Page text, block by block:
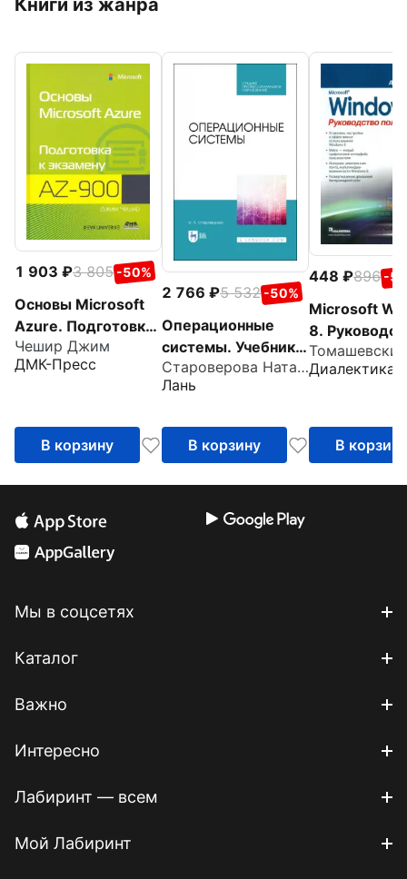
Книги из жанра
1 903 3 805 -50%
Основы Microsoft
Azure. Подготовка
к экзамену AZ-900
Чешир Джим
ДМК-Пресс
В корзину
2 766 5 532 -50%
Операционные
системы. Учебник
для СПО
Староверова Наталья Александрона
Лань
В корзину
448 896 -
Microsoft
8.
Диалектика
В корзину
Мы в соцсетях
Каталог
Важно
Интересно
Лабиринт — всем
Мой Лабиринт